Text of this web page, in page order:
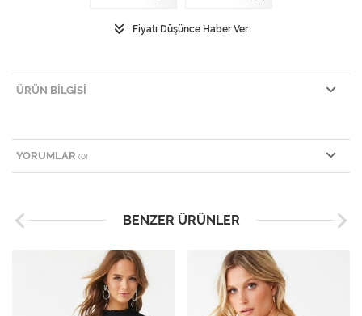
Fiyatı Düşünce Haber Ver
ÜRÜN BILGISI
YORUMLAR (0)
BENZER ÜRÜNLER